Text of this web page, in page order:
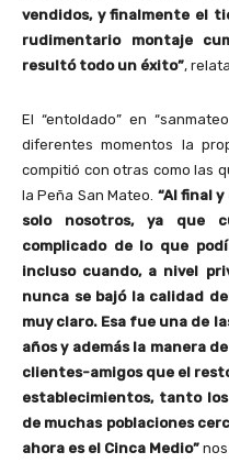
vendidos, y finalmente el
rudimentario montaje
resultó todo un éxito”,
El “entoldado” en
diferentes momentos la
compitió con otras como las
la Peña San Mateo. “Al final
solo nosotros, ya que
complicado de lo que
incluso cuando, a nivel
nunca se bajó la calidad
muy claro. Esa fue una de
años y además la manera
clientes-amigos que el
establecimientos, tanto
de muchas poblaciones
ahora es el Cinca Medio”